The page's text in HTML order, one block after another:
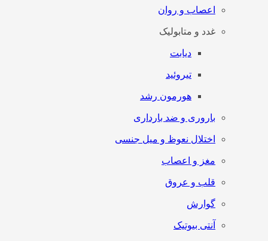
اعصاب و روان
غدد و متابولیک
دیابت
تیروئید
هورمون رشد
باروری و ضد بارداری
اختلال نعوظ و میل جنسی
مغز و اعصاب
قلب و عروق
گوارش
آنتی‌ بیوتیک